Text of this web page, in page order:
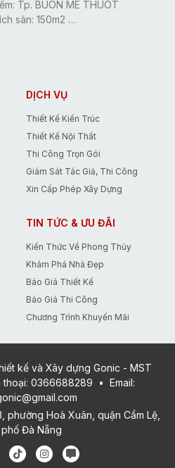
Tp. BUON ME THUOT
sàn: 150m2
DỊCH VỤ
Thiết Kế Kiến Trúc
Thiết Kế Nội Thất
Thi Công Trọn Gói
Giám Sát Tác Giả, Thi Công
Xin Cấp Phép Xây Dựng
TIN TỨC & ƯU ĐÃI
Kiến Thức Về Phong Thủy
Khám Phá Nhà Đẹp
Báo Giá Thiết Kế
Báo Giá Thi Công
Chương Trình Khuyến Mãi
kế và Xây dựng Gonic - MST
thoại: 0366688289 • Email:
phường Hoà Xuân, quận Cẩm Lệ,
Đà Nẵng